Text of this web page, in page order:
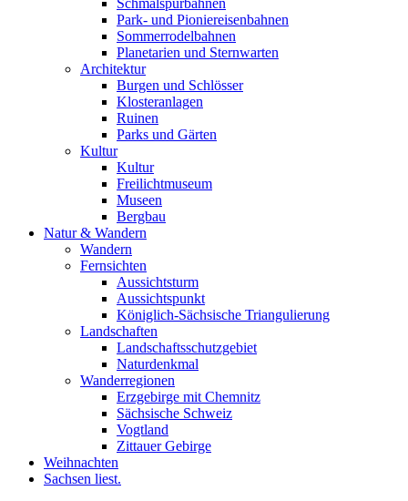
Schmalspurbahnen
Park- und Pioniereisenbahnen
Sommerrodelbahnen
Planetarien und Sternwarten
Architektur
Burgen und Schlösser
Klosteranlagen
Ruinen
Parks und Gärten
Kultur
Kultur
Freilichtmuseum
Museen
Bergbau
Natur & Wandern
Wandern
Fernsichten
Aussichtsturm
Aussichtspunkt
Königlich-Sächsische Triangulierung
Landschaften
Landschaftsschutzgebiet
Naturdenkmal
Wanderregionen
Erzgebirge mit Chemnitz
Sächsische Schweiz
Vogtland
Zittauer Gebirge
Weihnachten
Sachsen liest.